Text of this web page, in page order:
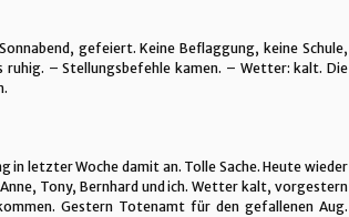
gefeiert. Keine Beflaggung, keine Schule,
ruhig. – Stellungsbefehle kamen. – Wetter: kalt. Die
in letzter Woche damit an. Tolle Sache. Heute wieder
Tony, Bernhard und ich. Wetter kalt, vorgestern
Gestern Totenamt für den gefallenen Aug.